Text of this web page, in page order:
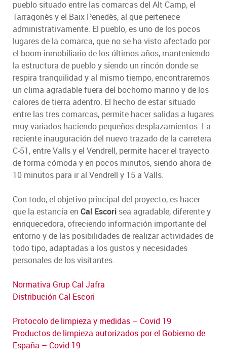
pueblo situado entre las comarcas del Alt Camp, el
Tarragonès y el Baix Penedès, al que pertenece
administrativamente. El pueblo, es uno de los pocos
lugares de la comarca, que no se ha visto afectado por
el boom inmobiliario de los últimos años, manteniendo
la estructura de pueblo y siendo un rincón donde se
respira tranquilidad y al mismo tiempo, encontraremos
un clima agradable fuera del bochorno marino y de los
calores de tierra adentro. El hecho de estar situado
entre las tres comarcas, permite hacer salidas a lugares
muy variados haciendo pequeños desplazamientos. La
reciente inauguración del nuevo trazado de la carretera
C-51, entre Valls y el Vendrell, permite hacer el trayecto
de forma cómoda y en pocos minutos, siendo ahora de
10 minutos para ir al Vendrell y 15 a Valls.
Con todo, el objetivo principal del proyecto, es hacer
que la estancia en Cal Escori sea agradable, diferente y
enriquecedora, ofreciendo información importante del
entorno y de las posibilidades de realizar actividades de
todo tipo, adaptadas a los gustos y necesidades
personales de los visitantes.
Normativa Grup Cal Jafra
Distribución Cal Escori
Protocolo de limpieza y medidas – Covid 19
Productos de limpieza autorizados por el Gobierno de
España – Covid 19